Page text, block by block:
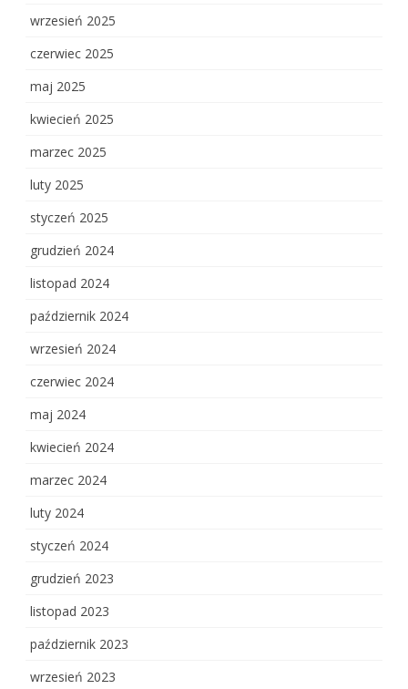
wrzesień 2025
czerwiec 2025
maj 2025
kwiecień 2025
marzec 2025
luty 2025
styczeń 2025
grudzień 2024
listopad 2024
październik 2024
wrzesień 2024
czerwiec 2024
maj 2024
kwiecień 2024
marzec 2024
luty 2024
styczeń 2024
grudzień 2023
listopad 2023
październik 2023
wrzesień 2023